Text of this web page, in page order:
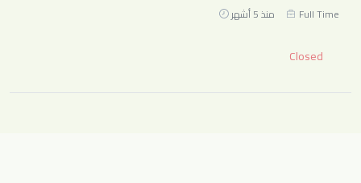
Full Time منذ 5 أشهر
Closed